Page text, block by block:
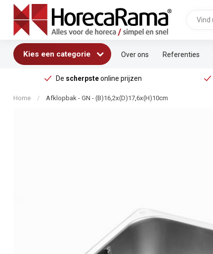
Kies een categorie Over ons Referenties
De scherpsteonline prijzen
Home / Afklopbak - GN - (B)16,2x(D)17,6x(H)10cm